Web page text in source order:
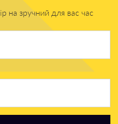
на зручний для вас час